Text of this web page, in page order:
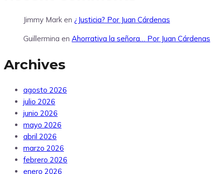
Jimmy Mark en ¿Justicia? Por Juan Cárdenas
Guillermina en Ahorrativa la señora… Por Juan Cárdenas
Archives
agosto 2026
julio 2026
junio 2026
mayo 2026
abril 2026
marzo 2026
febrero 2026
enero 2026